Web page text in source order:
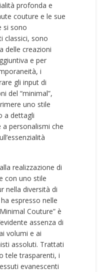
profonda e
couture e le sue
si sono
classici, sono
delle creazioni
e per
i
gli input di
del “minimal”,
uno stile
a dettagli
personalismi che
realizzazione di
con uno stile
nella diversità di
espresso nelle
Couture” è
assenza di
volumi e ai
assoluti. Trattati
tele trasparenti, i
evanescenti